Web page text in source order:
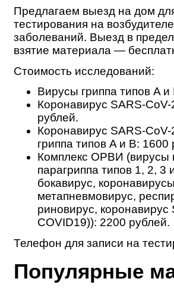
Предлагаем выезд на дом
тестирования на
заболеваний. Выезд в
взятие материала —
Стоимость исследований:
Вирусы гриппа типов A
Коронавирус SARS-
рублей.
Коронавирус SARS-
гриппа типов A и B: 1600
Комплекс ОРВИ (вирусы
парагриппа типов 1, 2, 3
бокавирус,
метапневмовирус,
риновирус, коронавирус
COVID19)): 2200 рублей.
Телефон для записи на
Популярные